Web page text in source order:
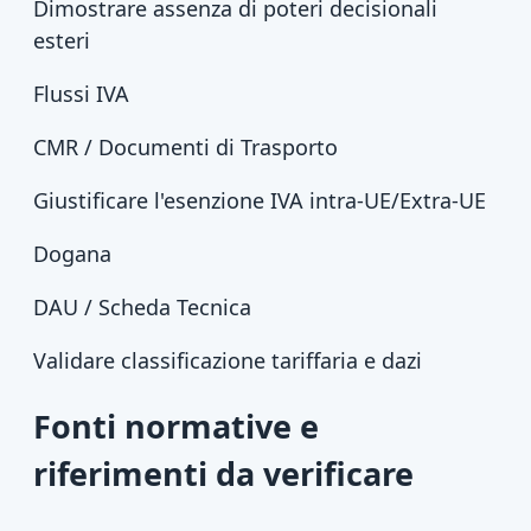
Dimostrare assenza di poteri decisionali
esteri
Flussi IVA
CMR / Documenti di Trasporto
Giustificare l'esenzione IVA intra-UE/Extra-UE
Dogana
DAU / Scheda Tecnica
Validare classificazione tariffaria e dazi
Fonti normative e
riferimenti da verificare